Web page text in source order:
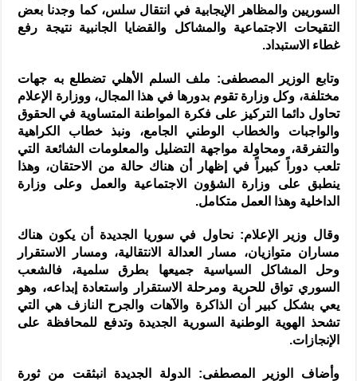
السوريين والمظاهر الإيجابية في انتقال سلس، كما وجدنا بعض
التقيحات الاجتماعية والمشاكل والقضايا الجانبية نتيجة رفع
غطاء الاستبداد.
وتابع الوزير المصطفى: ملف السلم الأهلي تضطلع به جهات
مختلفة، وكل وزارة تقوم بدورها في هذا المجال، ووزارة الإعلام
تحاول دائما التركيز على فكرة المواطنة المتساوية في الحقوق
والواجبات والخطاب الوطني الجامع، ونبذ خطاب الكراهية
والتفرقة، ومحاولة مواجهة التضليل والمعلومات الشائعة التي
تلعب دوراً كبيراً في إظهار أن هناك حالة من الاحتقان، وهذا
ينطبق على وزارة الشؤون الاجتماعية والعمل وعلى وزارة
الداخلية وهذا العمل متكامل.
وقال وزير الإعلام: نحاول في سوريا الجديدة أن يكون هناك
مساران متوازيان، مسار العدالة الانتقالية، ومسار الاستقرار
وحل المشاكل السياسية جميعها بطرق سلمية، فالشعب
السوري تواق للحرية ومرحلة الاستقرار واستعادة إبداعه، وهو
يعي بشكل كبير أن الذاكرة والآهات والجرح النازف هي التي
تشحذ الهوية الوطنية السورية الجديدة وتدفع للمحافظة على
الإنجازات.
وأضاف الوزير المصطفى: الدولة الجديدة انبثقت من ثورة